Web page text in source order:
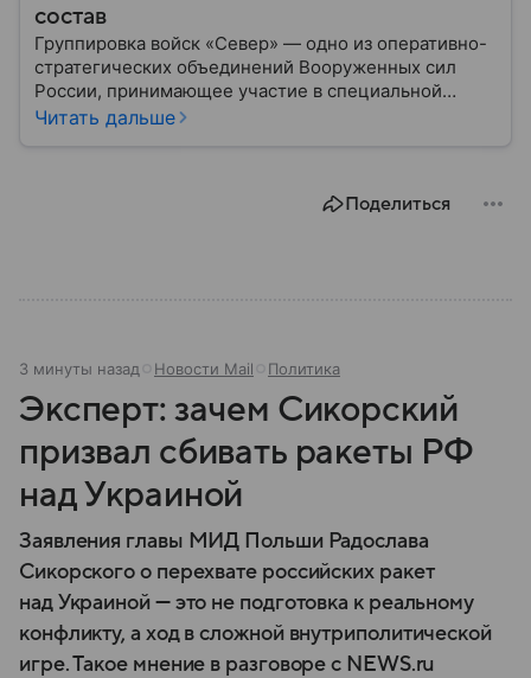
состав
Группировка войск «Север» — одно из оперативно-
стратегических объединений Вооруженных сил
России, принимающее участие в специальной
военной операции. Была сформирована для
Читать дальше
Поделиться
3 минуты назад Новости Mail Политика
Эксперт: зачем Сикорский
призвал сбивать ракеты РФ
над Украиной
Заявления главы МИД Польши Радослава
Сикорского о перехвате российских ракет
над Украиной — это не подготовка к реальному
конфликту, а ход в сложной внутриполитической
игре. Такое мнение в разговоре с NEWS.ru